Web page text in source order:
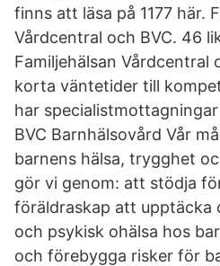
finns att läsa på 1177 här.
Vårdcentral och BVC. 46
Familjehälsan Vårdcentral
korta väntetider till
har
BVC Barnhälsovård Vår
barnens hälsa, trygghet
gör vi genom: att stödja
föräldraskap att upptäcka
och psykisk ohälsa hos
och förebygga risker för